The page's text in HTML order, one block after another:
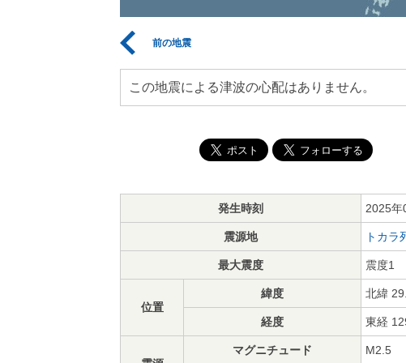
前の地震
この地震による津波の心配はありません。
発生時刻 2025年
震源地 トカラ
最大震度 震度1
位置
緯度 北緯
経度 東経
マグニチュード M2.5